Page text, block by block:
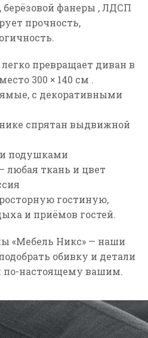
берёзовой фанеры , ЛДСП
прочность,
превращает диван в
300 × 140 см .
с декоративными
спрятан выдвижной
подушками
любая ткань и цвет
гостиную,
и приёмов гостей.
«Мебель Никс» — наши
обивку и детали
по-настоящему вашим.